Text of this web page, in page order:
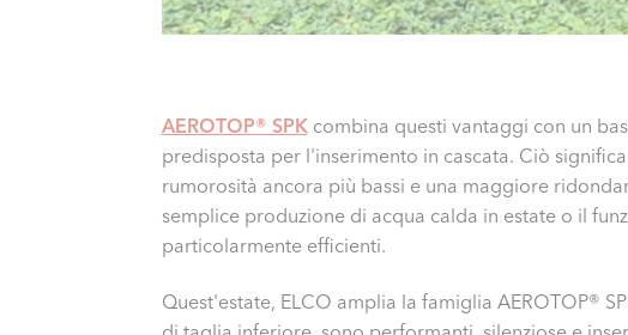
AEROTOP® SPKcombina questi vantaggi con un
predisposta per l'inserimento in cascata. Ciò
rumorosità ancora più bassi e una maggiore
semplice produzione di acqua calda in estate o il
particolarmente efficienti.
Quest'estate, ELCO amplia la famiglia AEROTOP®